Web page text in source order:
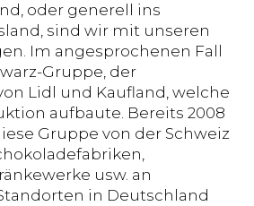
oder generell ins
sind wir mit unseren
Im angesprochenen Fall
Gruppe, der
Lidl und Kaufland, welche
aufbaute. Bereits 2008
Gruppe von der Schweiz
usw. an
in Deutschland